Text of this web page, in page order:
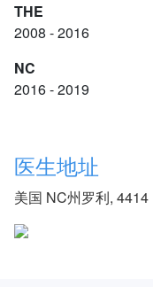
THE
2008 - 2016
NC
2016 - 2019
医生地址
美国 NC州罗利,